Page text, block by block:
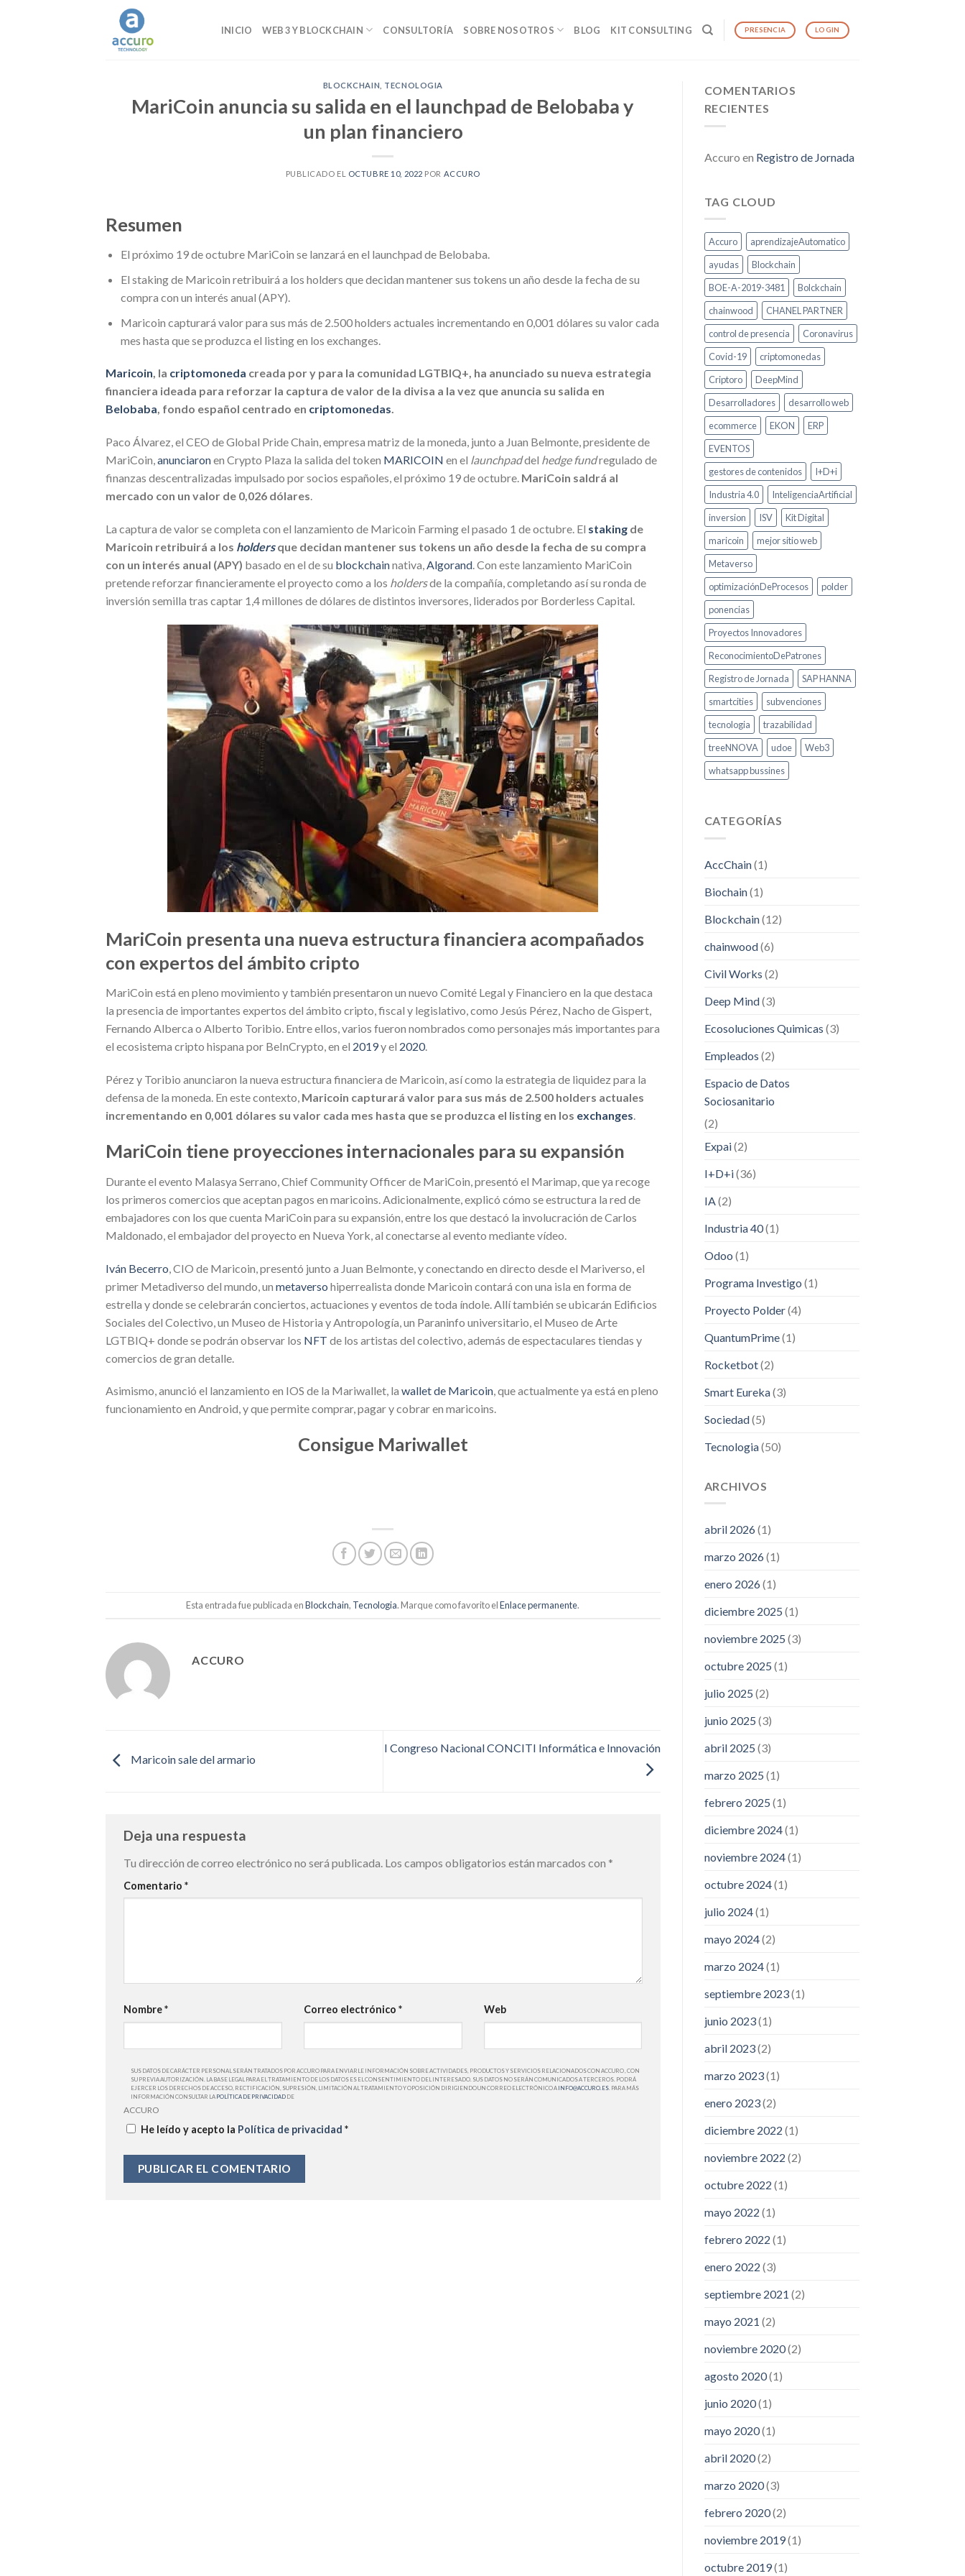
INICIO WEB 3 Y BLOCKCHAIN CONSULTORÍA SOBRE NOSOTROS BLOG KIT CONSULTING PRESENCIA LOGIN
BLOCKCHAIN TECNOLOGIA
MariCoin anuncia su salida en el launchpad de Belobaba y
un plan financiero
PUBLICADO EL OCTUBRE 10, 2022 POR ACCURO
Resumen
El próximo 19 de octubre MariCoin se lanzará en el launchpad de Belobaba.
El staking de Maricoin retribuirá a los holders que decidan mantener sus tokens un año desde la fecha de su
compra con un interés anual (APY).
Maricoin capturará valor para sus más de 2.500 holders actuales incrementando en 0,001 dólares su valor cada
mes hasta que se produzca el listing en los exchanges.
Maricoin, la criptomoneda creada por y para la comunidad LGTBIQ+, ha anunciado su nueva estrategia
financiera ideada para reforzar la captura de valor de la divisa a la vez que anuncia su salida en
Belobaba, fondo español centrado en criptomonedas.
Paco Álvarez, el CEO de Global Pride Chain, empresa matriz de la moneda, junto a Juan Belmonte, presidente de
MariCoin,anunciaronen Crypto Plaza la salida del token MARICOIN en el launchpaddel hedge fundregulado de
finanzas descentralizadas impulsado por socios españoles, el próximo 19 de octubre. MariCoin saldrá al
mercado con un valor de 0,026 dólares.
La captura de valor se completa con el lanzamiento de Maricoin Farming el pasado 1 de octubre. El staking de
Maricoin retribuirá a los holdersque decidan mantener sus tokens un año desde la fecha de su compra
con un interés anual (APY) basado en el de su blockchainnativa,Algorand. Con este lanzamiento MariCoin
pretende reforzar financieramente el proyecto como a los holdersde la compañía, completando así su ronda de
inversión semilla tras captar 1,4 millones de dólares de distintos inversores, liderados por Borderless Capital.
MariCoin presenta una nueva estructura financiera acompañados
con expertos del ámbito cripto
MariCoin está en pleno movimiento y también presentaron un nuevo Comité Legal y Financiero en la que destaca
la presencia de importantes expertos del ámbito cripto, fiscal y legislativo, como Jesús Pérez, Nacho de Gispert,
Fernando Alberca o Alberto Toribio. Entre ellos, varios fueron nombrados como personajes más importantes para
el ecosistema cripto hispana por BeInCrypto, en el 2019y el 2020.
Pérez y Toribio anunciaron la nueva estructura financiera de Maricoin, así como la estrategia de liquidez para la
defensa de la moneda. En este contexto, Maricoin capturará valor para sus más de 2.500 holders actuales
incrementando en 0,001 dólares su valor cada mes hasta que se produzca el listing en los exchanges.
MariCoin tiene proyecciones internacionales para su expansión
Durante el evento Malasya Serrano, Chief Community Officer de MariCoin, presentó el Marimap, que ya recoge
los primeros comercios que aceptan pagos en maricoins. Adicionalmente, explicó cómo se estructura la red de
embajadores con los que cuenta MariCoin para su expansión, entre los que destacó la involucración de Carlos
Maldonado, el embajador del proyecto en Nueva York, al conectarse al evento mediante vídeo.
Iván Becerro , CIO de Maricoin, presentó junto a Juan Belmonte, y conectando en directo desde el Mariverso, el
primer Metadiverso del mundo, un metaverso hiperrealista donde Maricoin contará con una isla en forma de
estrella y donde se celebrarán conciertos, actuaciones y eventos de toda índole. Allí también se ubicarán Edificios
Sociales del Colectivo, un Museo de Historia y Antropología, un Paraninfo universitario, el Museo de Arte
LGTBIQ+ donde se podrán observar los NFT de los artistas del colectivo, además de espectaculares tiendas y
comercios de gran detalle.
Asimismo, anunció el lanzamiento en IOS de la Mariwallet, la wallet de Maricoin, que actualmente ya está en pleno
funcionamiento en Android, y que permite comprar, pagar y cobrar en maricoins.
Consigue Mariwallet
Esta entrada fue publicada enBlockchain, Tecnologia. Marque como favorito elEnlace permanente.
ACCURO
Maricoin sale del armario
I Congreso Nacional CONCITI Informática e Innovación
Deja una respuesta
Tu dirección de correo electrónico no será publicada. Los campos obligatorios están marcados con *
Comentario *
Nombre* Correo electrónico * Web
SUS DATOS DE CARÁCTER PERSONAL SERÁN TRATADOS POR ACCURO PARA ENVIARLE INFORMACIÓN SOBRE ACTIVIDADES, PRODUCTOS Y SERVICIOS RELACIONADOS CON ACCURO , CON
SU PREVIA AUTORIZACIÓN. LA BASE LEGAL PARA EL TRATAMIENTO DE LOS DATOS ES EL CONSENTIMIENTO DEL INTERESADO. SUS DATOS NO SERÁN COMUNICADOS A TERCEROS. PODRÁ
EJERCER LOS DERECHOS DE ACCESO, RECTIFICACIÓN, SUPRESIÓN, LIMITACIÓN AL TRATAMIENTO Y OPOSICIÓN DIRIGIENDO UN CORREO ELECTRÓNICO A INFO@ACCURO.ES . PARA MÁS
INFORMACIÓN CONSULTAR LA POLÍTICA DE PRIVACIDAD DE
ACCURO
He leído y acepto la Política de privacidad *
COMENTARIOS
RECIENTES
Accuro en Registro de Jornada
TAG CLOUD
Accuro
aprendizajeAutomatico
ayudas
Blockchain
BOE-A-2019-3481
Bolckchain
chainwood
CHANEL PARTNER
control de presencia
Coronavirus
Covid-19
criptomonedas
Criptoro
DeepMind
Desarrolladores
desarrollo web
ecommerce
EKON
ERP
EVENTOS
gestores de contenidos
I+D+i
Industria 4.0
InteligenciaArtificial
inversion
ISV
Kit Digital
maricoin
mejor sitio web
Metaverso
optimizaciónDeProcesos
polder
ponencias
Proyectos Innovadores
ReconocimientoDePatrones
Registro de Jornada
SAP HANNA
smartcities
subvenciones
tecnologia
trazabilidad
treeNNOVA
udoe
Web3
whatsapp bussines
CATEGORÍAS
AccChain(1)
Biochain(1)
Blockchain(12)
chainwood(6)
Civil Works (2)
Deep Mind(3)
Ecosoluciones Quimicas (3)
Empleados (2)
Espacio de Datos
Sociosanitario
(2)
Expai(2)
I+D+i(36)
IA (2)
Industria 40(1)
Odoo (1)
Programa Investigo (1)
Proyecto Polder(4)
QuantumPrime(1)
Rocketbot(2)
Smart Eureka(3)
Sociedad(5)
Tecnologia(50)
ARCHIVOS
abril 2026(1)
marzo 2026(1)
enero 2026(1)
diciembre 2025 (1)
noviembre 2025 (3)
octubre 2025 (1)
julio 2025 (2)
junio 2025 (3)
abril 2025 (3)
marzo 2025 (1)
febrero 2025 (1)
diciembre 2024(1)
noviembre 2024(1)
octubre 2024(1)
julio 2024(1)
mayo 2024(2)
marzo 2024(1)
septiembre 2023(1)
junio 2023(1)
abril 2023(2)
marzo 2023(1)
enero 2023(2)
diciembre 2022 (1)
noviembre 2022 (2)
octubre 2022 (1)
mayo 2022 (1)
febrero 2022 (1)
enero 2022 (3)
septiembre 2021 (2)
mayo 2021 (2)
noviembre 2020(2)
agosto 2020(1)
junio 2020(1)
mayo 2020(1)
abril 2020(2)
marzo 2020(3)
febrero 2020(2)
noviembre 2019(1)
octubre 2019(1)